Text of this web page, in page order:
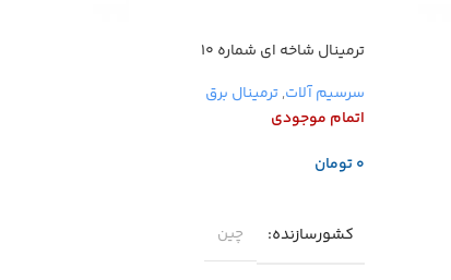
ترمینال شاخه ای شماره ۱۰
سرسیم آلات,ترمینال برق
اتمام موجودی
تومان
کشورسازنده چین